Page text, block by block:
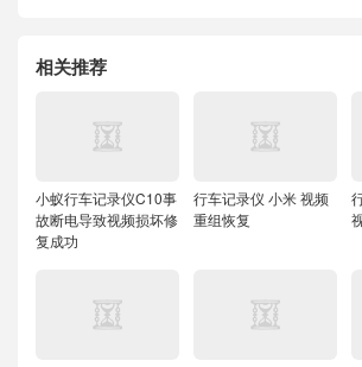
相关推荐
小蚁行车记录仪C10事
故断电导致视频损坏修
复成功
行车记录仪 小米 视频
重组恢复